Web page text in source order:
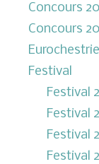
Concours
Concours
Festival
Festival
Festival
Festival
Festival